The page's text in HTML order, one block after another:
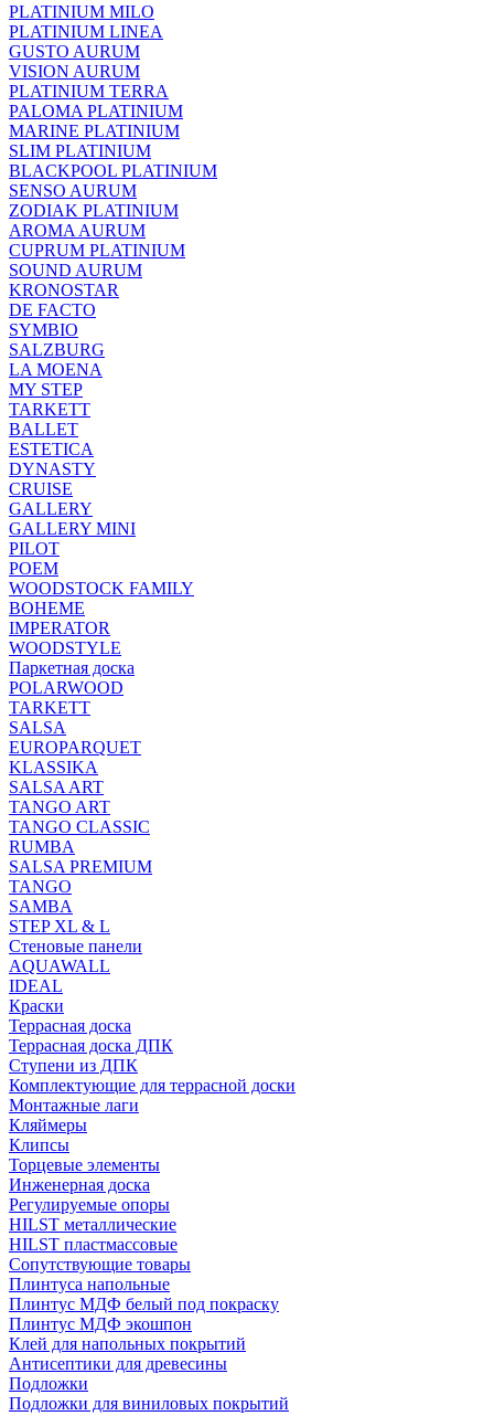
PLATINIUM MILO
PLATINIUM LINEA
GUSTO AURUM
VISION AURUM
PLATINIUM TERRA
PALOMA PLATINIUM
MARINE PLATINIUM
SLIM PLATINIUM
BLACKPOOL PLATINIUM
SENSO AURUM
ZODIAK PLATINIUM
AROMA AURUM
CUPRUM PLATINIUM
SOUND AURUM
KRONOSTAR
DE FACTO
SYMBIO
SALZBURG
LA MOENA
MY STEP
TARKETT
BALLET
ESTETICA
DYNASTY
CRUISE
GALLERY
GALLERY MINI
PILOT
POEM
WOODSTOCK FAMILY
BOHEME
IMPERATOR
WOODSTYLE
Паркетная доска
POLARWOOD
TARKETT
SALSA
EUROPARQUET
KLASSIKA
SALSA ART
TANGO ART
TANGO CLASSIC
RUMBA
SALSA PREMIUM
TANGO
SAMBA
STEP XL & L
Стеновые панели
AQUAWALL
IDEAL
Краски
Террасная доска
Террасная доска ДПК
Ступени из ДПК
Комплектующие для террасной доски
Монтажные лаги
Кляймеры
Клипсы
Торцевые элементы
Инженерная доска
Регулируемые опоры
HILST металлические
HILST пластмассовые
Сопутствующие товары
Плинтуса напольные
Плинтус МДФ белый под покраску
Плинтус МДФ экошпон
Клей для напольных покрытий
Антисептики для древесины
Подложки
Подложки для виниловых покрытий